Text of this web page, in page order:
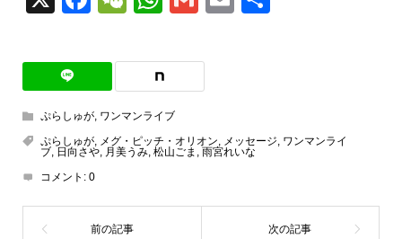
ぷらしゅが, ワンマンライブ
ぷらしゅが, メグ・ピッチ・オリオン メッセージ ワンマンライ
ブ, 日向さや, 月美うみ, 松山ごま
雨宮れいな
コメント: 0